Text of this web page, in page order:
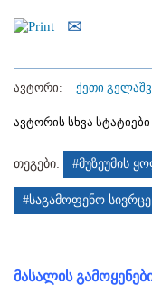
ავტორი: ქეთი
ავტორის სხვა სტატიები
თეგები: #მუზეუმის
#საგამოფენო სივრცე
მასალის